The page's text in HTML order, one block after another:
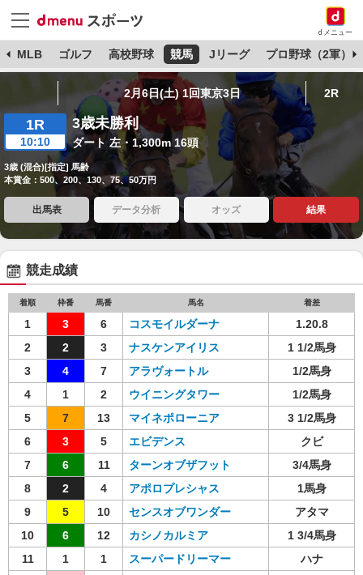
dメニュー
MLB ゴルフ 高校野球 競馬 Jリーグ プロ野球（2軍）
2月6日(土) 1回東京3日 2R
1R
10:10
3歳未勝利
ダート 左・1,300m 16頭
3歳 (混合)[指定] 馬齢
本賞金：500、200、130、75、50万円
出馬表 データ分析 オッズ 結果
競走成績
着順 枠番 馬番 馬名 着差
1 3 6 コスモイルダーナ
1.20.8
2
2 3 ナスケンアイリス
1 1/2馬身
3
4 7 アラヴォートル
1/2馬身
4
1 2 ウイニングタワー
1/2馬身
5
7 13 マイネポローニア
3 1/2馬身
6
3 5 エビデンス
クビ
7
6 11 ターンオブザフット
3/4馬身
8
2 4 アポロプレシャス
1馬身
9
5 10 センスオブワンダー
アタマ
10
6 12 カシノカルミア
1 3/4馬身
11
1 1 スーパードリーマー
ハナ